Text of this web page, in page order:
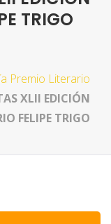
TRIGO
Premio Literario
XLII EDICIÓN
FELIPE TRIGO